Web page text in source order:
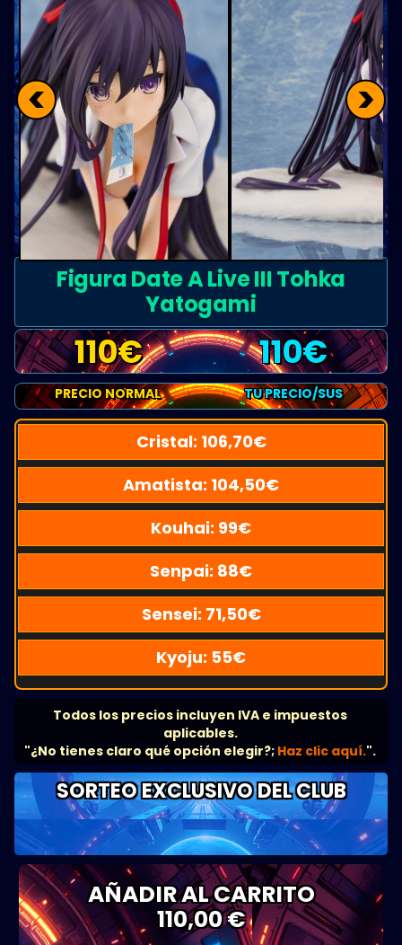
< >
Figura Date A Live III Tohka
Yatogami
110€ 110€
PRECIO NORMAL TU PRECIO/SUS
Cristal: 106,70€
Amatista: 104,50€
Kouhai: 99€
Senpai: 88€
Sensei: 71,50€
Kyoju: 55€
Todos los precios incluyen IVA e impuestos
aplicables.
"¿No tienes claro qué opción elegir?; Haz clic aquí.".
SORTEO EXCLUSIVO DEL CLUB
AÑADIR AL CARRITO
110,00 €